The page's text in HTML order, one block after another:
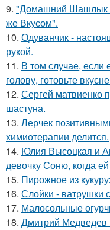
9. "Домашний Шашлык
же Вкусом".
10. Одуванчик -
рукой.
11. В том случае, если
голову, готовьте
12. Сергей матвиенко
шастуна.
13. Лерчек
химиотерапии делится.
14. Юлия Высоцкая и
девочку Соню, когда
15. Пирожное из
16. Слойки - ватрушки
17. Малосольные
18. Дмитрий Медведев